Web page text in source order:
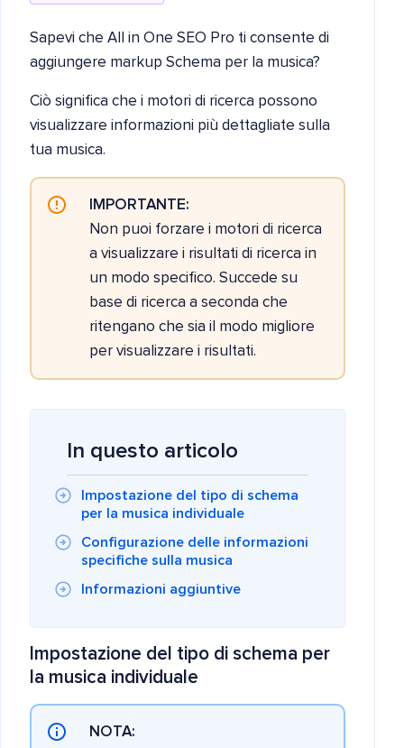
Sapevi che All in One SEO Pro ti consente di
aggiungere markup Schema per la musica?
Ciò significa che i motori di ricerca possono
visualizzare informazioni più dettagliate sulla
tua musica.
IMPORTANTE:
Non puoi forzare i motori di ricerca
a visualizzare i risultati di ricerca in
un modo specifico. Succede su
base di ricerca a seconda che
ritengano che sia il modo migliore
per visualizzare i risultati.
In questo articolo
Impostazione del tipo di schema
per la musica individuale
Configurazione delle informazioni
specifiche sulla musica
Informazioni aggiuntive
Impostazione del tipo di schema per
la musica individuale
NOTA: